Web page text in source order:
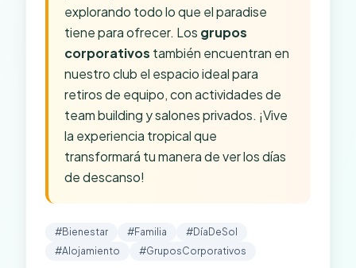
explorando todo lo que el paradise
tiene para ofrecer. Los grupos
corporativos también encuentran en
nuestro club el espacio ideal para
retiros de equipo, con actividades de
team building y salones privados. ¡Vive
la experiencia tropical que
transformará tu manera de ver los días
de descanso!
#Bienestar #Familia
#DíaDeSol
#Alojamiento
#GruposCorporativos